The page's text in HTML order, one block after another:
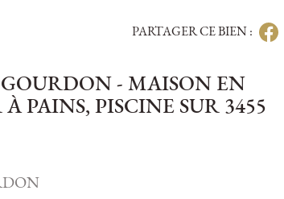
PARTAGER CE BIEN :
- MAISON EN
PAINS, PISCINE SUR 3455